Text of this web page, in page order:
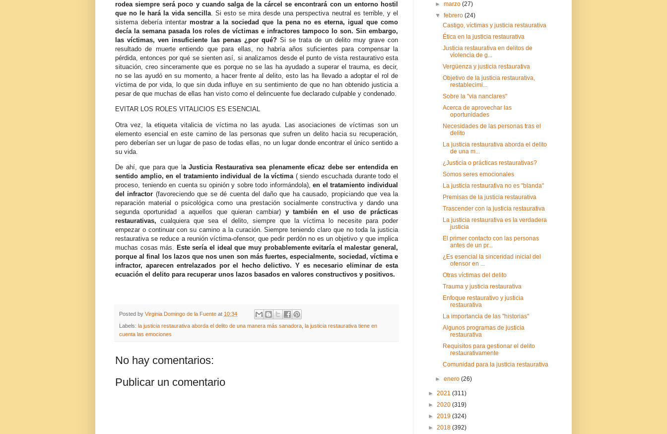
rodea siempre será poco y cuando salga de la cárcel se encontrará con un entorno hostil
que no le hará la vida sencilla. Si esto se mira desde una perspectiva neutral es terrible, y el
sistema debería intentarmostrar a la sociedad que la pena no es eterna, igual que como
decía la semana pasada los roles de víctimas e infractores tampoco lo son. Sin embargo,
las víctimas, ven insuficiente las penas ¿por qué?Si se trata de un delito muy grave con
resultado de muerte entiendo que para ellas, no habría años suficientes para compensar la
pérdida, entonces por qué se sienten así, si analizamos desde el punto de vista restaurativo esta
situación, creo sinceramente que es porque no se las ha ayudado a superar el trauma, es decir,
no se las ayudó en su momento, a hacer frente al delito, esto las ha llevado a adoptar el rol de
víctima de por vida, lo que sin duda influye en su sentimiento de que no han obtenido justicia a
pesar de que muchas de ellas han visto como el delincuente fue declarado culpable y condenado.
EVITAR LOS ROLES VITALICIOS ES ESENCIAL
Otra vez, la etiqueta vitalicia de víctima no las ayuda. Las asociaciones de víctimas son un
elemento esencial en este camino de las personas que sufren un delito hacia su recuperación,
pero deberían ser un lugar de paso de todas ellas, no un lugar donde encontrar el único sentido a
su vida.
De ahí, que para que l a Justicia Restaurativa sea plenamente eficaz debe ser entendida en
sentido amplio, en el tratamiento individual de la víctima ( siendo escuchada durante todo el
proceso, teniendo en cuenta su opinión y sobre todo informándola),en el tratamiento individual
del infractor (favoreciendo que se dé cuenta del daño que ha causado, propiciando que vea la
reparación material o psicológica como una prestación socialmente constructiva y dando una
segunda oportunidad a aquellos que quieran cambiar) y también en el uso de prácticas
restaurativas, cualquiera que sea el delito, siempre que la víctima lo necesite para poder
empezar o continuar con su camino a la curación. Siempre teniendo claro que no toda la justicia
restaurativa se reduce a reunión víctima-ofensor, que pedir perdón no es un objetivo y que implica
muchas cosas más.
Este sería el ideal que muy probablemente evitaría el malestar general,
porque al final los lazos que nos unen son más fuertes, especialmente, sociedad, víctima e
infractor, aparecen entrelazados por el hecho delictivo. Y es necesario eliminar de esta
ecuación el delito para recuperar unos lazos basados en valores constructivos y positivos.
Posted by Virginia Domingo de la Fuente at 10:34
Labels: la justicia restaurativa aborda el delito de una manera más sanadora, la justicia restaurativa tiene en
cuenta las emociones
No hay comentarios:
Publicar un comentario
►marzo(27)
▼febrero(24)
Castigo, víctimas y justicia restaurativa
Ética en la justicia restaurativa
Justicia restaurativa en delitos de
violencia de g...
Vergüenza y justicia restaurativa
Objetivo de la justicia restaurativa,
restablecimi...
Sobre la "via nanclares"
Acerca de aprovechar las
oportunidades
Necesidades de las personas tras el
delito
La justicia restaurativa aborda el delito
de una m...
¿Justicia o prácticas restaurativas?
Somos seres emocionales
La justicia restaurativa no es "blanda"
Premisas de la justicia restaurativa
Trascender con la justicia restaurativa
La justicia restaurativa es la verdadera
justicia
El primer contacto con las personas
antes de un pr...
¿Es esencial la sinceridad inicial del
ofensor en ...
Otras víctimas del delito
Trauma y justicia restaurativa
Enfoque restaurativo y justicia
restaurativa
La importancia de las "historias"
Algunos programas de justicia
restaurativa
Requisitos para gestionar el delito
restaurativamente
Comunidad para la justicia restaurativa
►enero(26)
► 2021 (311)
► 2020 (319)
► 2019 (324)
► 2018 (392)